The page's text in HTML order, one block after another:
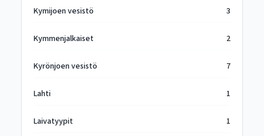
Kymijoen vesistö 3
Kymmenjalkaiset 2
Kyrönjoen vesistö 7
Lahti 1
Laivatyypit 1